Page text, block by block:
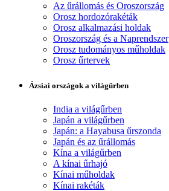
Az űrállomás és Oroszország
Orosz hordozórakéták
Orosz alkalmazási holdak
Oroszország és a Naprendszer
Orosz tudományos műholdak
Orosz űrtervek
Ázsiai országok a világűrben
India a világűrben
Japán a világűrben
Japán: a Hayabusa űrszonda
Japán és az űrállomás
Kína a világűrben
A kínai űrhajó
Kínai műholdak
Kínai rakéták